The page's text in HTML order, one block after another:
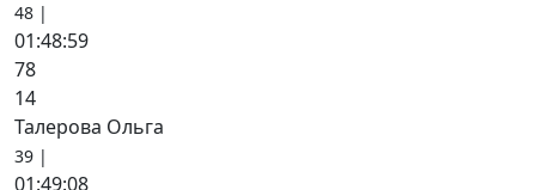
48 |
01:48:59
78
14
Талерова Ольга
39 |
01:49:08